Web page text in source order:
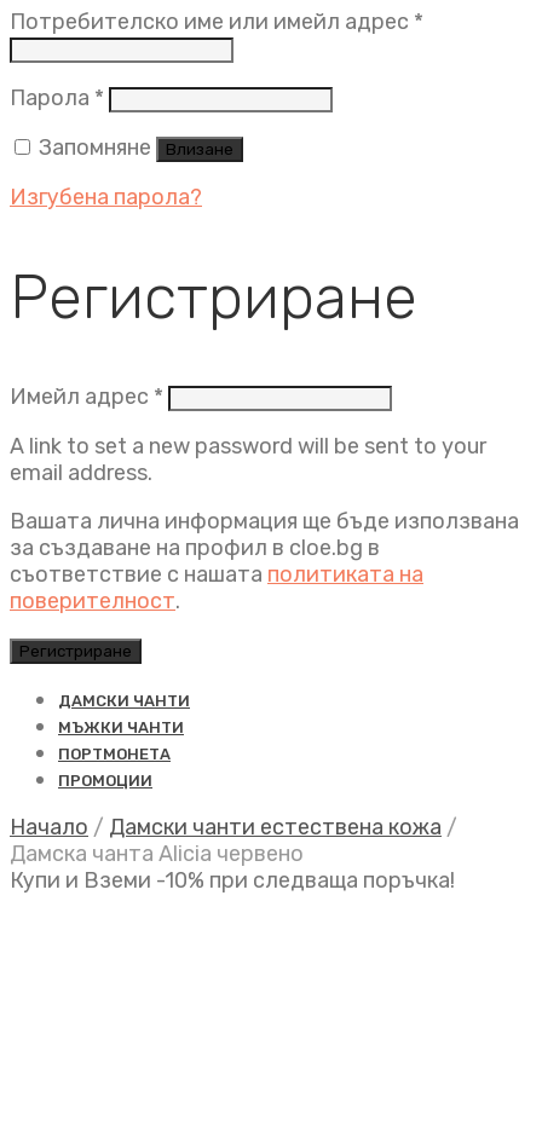
Потребителско име или имейл адрес *
Парола * Задължително
Запомняне
Влизане
Изгубена парола?
Регистриране
Имейл адрес * Задължително
A link to set a new password will be sent to your
email address.
Вашата лична информация ще бъде използвана
за създаване на профил в cloe.bg в
съответствие с нашата политиката на
поверителност.
Регистриране
ДАМСКИ ЧАНТИ
МЪЖКИ ЧАНТИ
ПОРТМОНЕТА
ПРОМОЦИИ
Начало / Дамски чанти естествена кожа /
Дамска чанта Alicia червено
Купи и Вземи -10% при следваща поръчка!